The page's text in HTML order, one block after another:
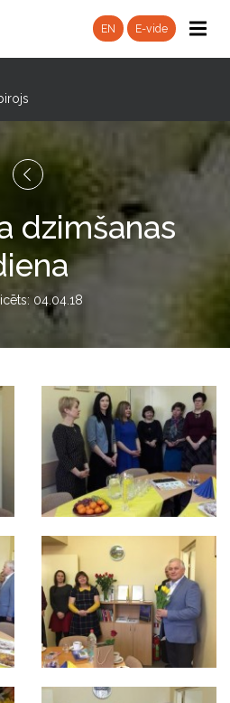
EN E-vide
dzimšanas
04.04.18